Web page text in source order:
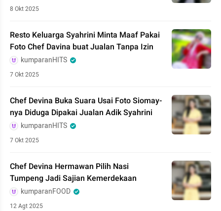
8 Okt 2025
Resto Keluarga Syahrini Minta Maaf Pakai
Foto Chef Davina buat Jualan Tanpa Izin
kumparanHITS
7 Okt 2025
Chef Devina Buka Suara Usai Foto Siomay-
nya Diduga Dipakai Jualan Adik Syahrini
kumparanHITS
7 Okt 2025
Chef Devina Hermawan Pilih Nasi
Tumpeng Jadi Sajian Kemerdekaan
kumparanFOOD
12 Agt 2025